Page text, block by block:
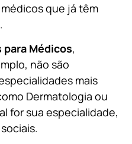
que já têm
para Médicos,
não são
mais
Dermatologia ou
for sua especialidade,